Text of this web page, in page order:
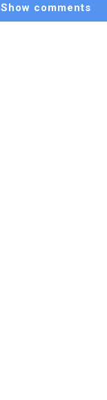
Show comments